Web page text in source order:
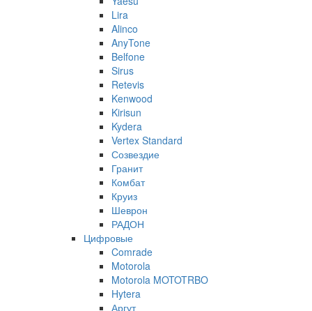
Lira
Alinco
AnyTone
Belfone
Sirus
Retevis
Kenwood
Kirisun
Kydera
Vertex Standard
Созвездие
Гранит
Комбат
Круиз
Шеврон
РАДОН
Цифровые
Comrade
Motorola
Motorola MOTOTRBO
Hytera
Аргут